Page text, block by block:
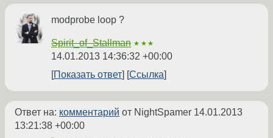
modprobe loop ?
Spirit_of_Stallman ★★★
14.01.2013 14:36:32 +00:00
Показать ответ
Ссылка
Ответ на: комментарий от NightSpamer 14.01.2013
13:21:38 +00:00